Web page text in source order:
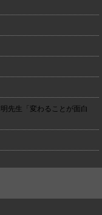
生「変わることが面白